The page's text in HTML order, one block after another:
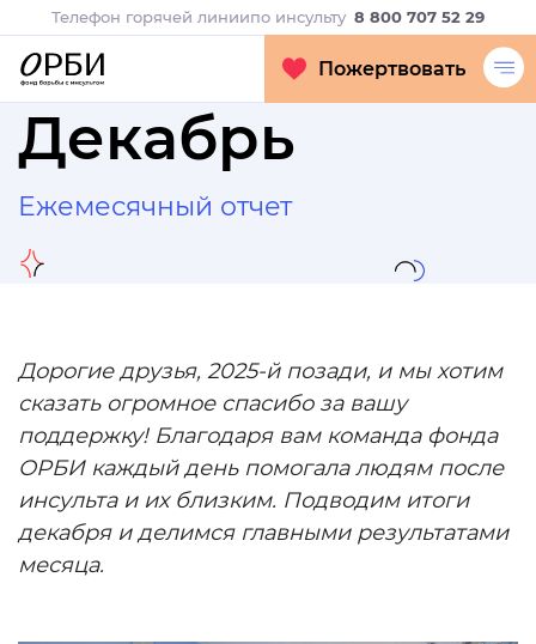
Телефон горячей линиипо инсульту 8 800 707 52 29
Пожертвовать
Декабрь
Ежемесячный отчет
Дорогие друзья, 2025-й позади, и мы хотим
сказать огромное спасибо за вашу
поддержку! Благодаря вам команда фонда
ОРБИ каждый день помогала людям после
инсульта и их близким. Подводим итоги
декабря и делимся главными результатами
месяца.